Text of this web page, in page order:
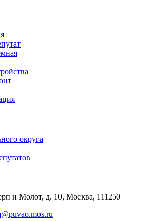
округа
и Молот, д. 10, Москва, 111250